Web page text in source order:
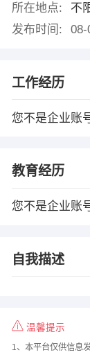
所在地点:
不
发布时间:
08-
工作经历
您不是企业账
教育经历
您不是企业账
自我描述
温馨提示
1、本平台仅供信息